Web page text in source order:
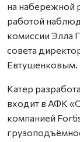
на набережной
работой
комиссии Элла
совета
Евтушенковым.
Катер
входит в АФК
компанией